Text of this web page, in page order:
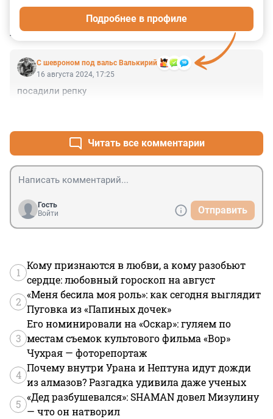
КОММЕНТАРИИ 1
С шевроном под вальс Валькирий
Подробнее в профиле
16 августа 2024, 17:25
посадили репку
Читать все комментарии
Гость
Войти
Отправить
1
Кому признаются в любви, а кому разобьют
сердце: любовный гороскоп на август
2
«Меня бесила моя роль»: как сегодня выглядит
Пуговка из «Папиных дочек»
3
Его номинировали на «Оскар»: гуляем по
местам съемок культового фильма «Вор»
Чухрая — фоторепортаж
4
Почему внутри Урана и Нептуна идут дожди
из алмазов? Разгадка удивила даже ученых
5
«Дед разбушевался»: SHAMAN довел Мизулину
— что он натворил